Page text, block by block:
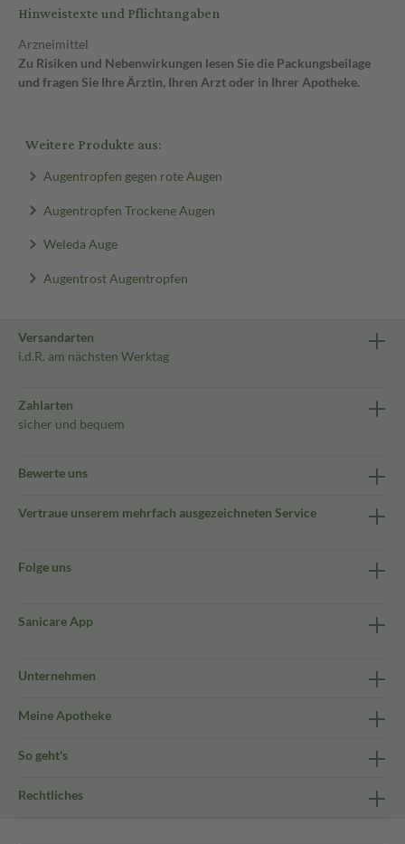
Hinweistexte und Pflichtangaben
Arzneimittel
Zu Risiken und Nebenwirkungen lesen Sie die Packungsbeilage
und fragen Sie Ihre Ärztin, Ihren Arzt oder in Ihrer Apotheke.
Weitere Produkte aus:
Augentropfen gegen rote Augen
Augentropfen Trockene Augen
Weleda Auge
Augentrost Augentropfen
Versandarten
i.d.R. am nächsten Werktag
Zahlarten
sicher und bequem
Bewerte uns
Vertraue unserem mehrfach ausgezeichneten Service
Folge uns
Sanicare App
Unternehmen
Meine Apotheke
So geht's
Rechtliches